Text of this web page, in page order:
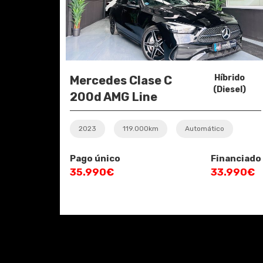
Mercedes Clase C
200d AMG Line
Híbrido
(Diesel)
2023 119.000km Automático
Pago único
35.990€
Financiado
33.990€